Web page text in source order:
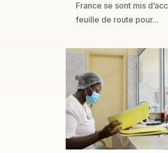
France se sont mis
feuille de route pour...